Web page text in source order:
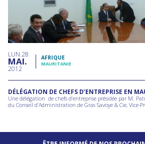
LUN 28
MAI
2012
AFRIQUE
MAURITANIE
DÉLÉGATION DE CHEFS D’ENTREPRISE EN
Une délégation de chefs d’entreprise présidée par M.
du Conseil d’Administration de Gras Savoye & Cie, Vice-